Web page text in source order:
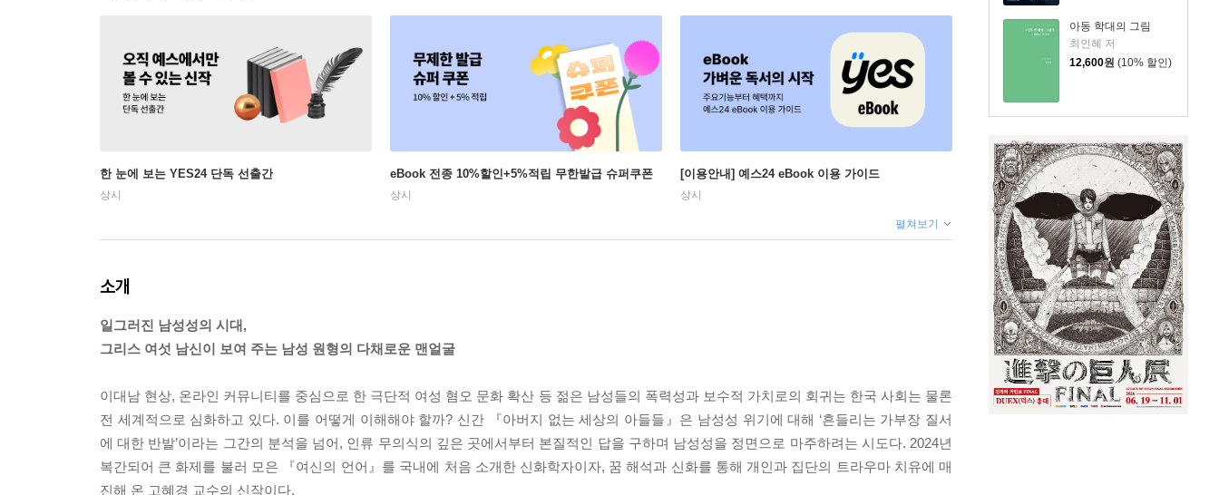
아동 학대의 그림
최인혜 저
12,600원 (10% 할인)
한 눈에 보는 YES24 단독 선출간
상시
eBook 전종 10%할인+5%적립 무한발급 슈퍼쿠폰
상시
[이용안내] 예스24 eBook 이용 가이드
상시
펼쳐보기
소개
일그러진 남성성의 시대,
그리스 여섯 남신이 보여 주는 남성 원형의 다채로운 맨얼굴
이대남 현상, 온라인 커뮤니티를 중심으로 한 극단적 여성 혐오 문화 확산 등 젊은 남성들의 폭력성과 보수적 가치로의 회귀는 한국 사회는 물론
전 세계적으로 심화하고 있다. 이를 어떻게 이해해야 할까? 신간 『아버지 없는 세상의 아들들』은 남성성 위기에 대해 ‘흔들리는 가부장 질서
에 대한 반발’이라는 그간의 분석을 넘어, 인류 무의식의 깊은 곳에서부터 본질적인 답을 구하며 남성성을 정면으로 마주하려는 시도다. 2024년
복간되어 큰 화제를 불러 모은 『여신의 언어』를 국내에 처음 소개한 신화학자이자, 꿈 해석과 신화를 통해 개인과 집단의 트라우마 치유에 매
진해 온 고혜경 교수의 신작이다.